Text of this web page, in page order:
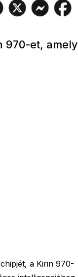
970-et, amely
a Kirin 970-